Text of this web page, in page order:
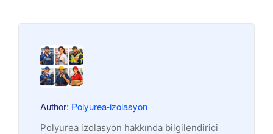
Author: Polyurea-izolasyon
Polyurea izolasyon hakkında bilgilendirici